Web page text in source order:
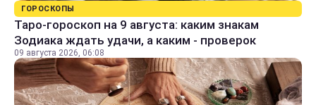
ГОРОСКОПЫ
Таро-гороскоп на 9 августа: каким знакам
Зодиака ждать удачи, а каким - проверок
09 августа 2026, 06:08